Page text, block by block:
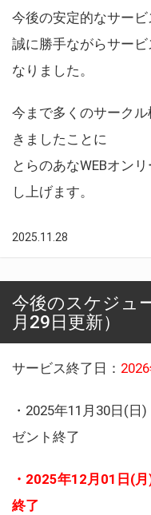
今後の安定的なサー
誠に勝手ながらサー
なりました。
今まで多くのサーク
きましたことに
とらのあなWEBオン
し上げます。
2025.11.28
今後のスケジュ
月29日更新）
サービス終了日：
・2025年11月30日(
ゼント終了
・2025年12月01日(
終了